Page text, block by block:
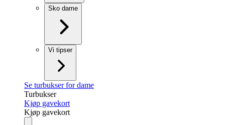
Sko dame
Vi tipser
Se turbukser for dame
Turbukser
Kjøp gavekort
Kjøp gavekort